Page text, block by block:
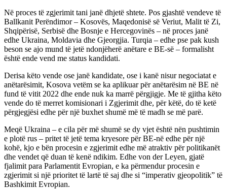
Në proces të zgjerimit tani janë dhjetë shtete. Pos gjashtë vendeve të
Ballkanit Perëndimor – Kosovës, Maqedonisë së Veriut, Malit të Zi,
Shqipërisë, Serbisë dhe Bosnje e Hercegovinës – në proces janë
edhe Ukraina, Moldavia dhe Gjeorgjia. Turqia – edhe pse pak kush
beson se ajo mund të jetë ndonjëherë anëtare e BE-së – formalisht
është ende vend me status kandidati.
Derisa këto vende ose janë kandidate, ose i kanë nisur negociatat e
anëtarësimit, Kosova vetëm se ka aplikuar për anëtarësim në BE në
fund të vitit 2022 dhe ende nuk ka marrë përgjigje. Me të gjitha këto
vende do të merret komisionari i Zgjerimit dhe, për këtë, do të ketë
përgjegjësi edhe për një buxhet shumë më të madh se më parë.
Meqë Ukraina – e cila për më shumë se dy vjet është nën pushtimin
e plotë rus – pritet të jetë tema kryesore për BE-në edhe për një
kohë, kjo e bën procesin e zgjerimit edhe më atraktiv për politikanët
dhe vendet që duan të kenë ndikim. Edhe von der Leyen, gjatë
fjalimit para Parlamentit Evropian, e ka përmendur procesin e
zgjerimit si një prioritet të lartë të saj dhe si “imperativ gjeopolitik” të
Bashkimit Evropian.